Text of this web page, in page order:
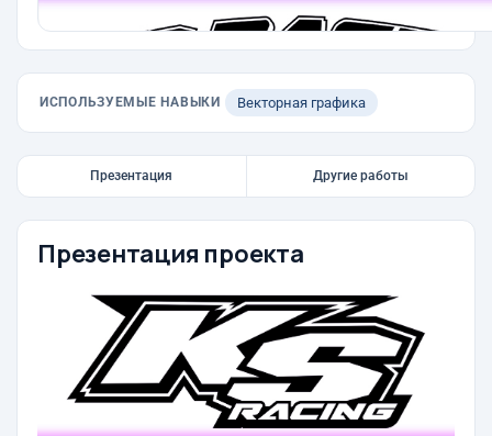
ИСПОЛЬЗУЕМЫЕ НАВЫКИ Векторная графика
Презентация Другие работы
Презентация проекта